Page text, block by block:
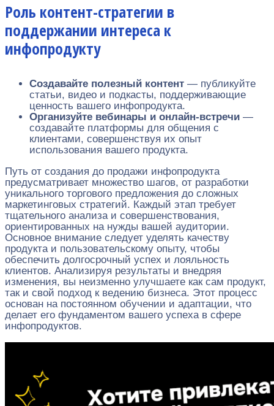
Роль контент-стратегии в
поддержании интереса к
инфопродукту
Создавайте полезный контент — публикуйте
статьи, видео и подкасты, поддерживающие
ценность вашего инфопродукта.
Организуйте вебинары и онлайн-встречи —
создавайте платформы для общения с
клиентами, совершенствуя их опыт
использования вашего продукта.
Путь от создания до продажи инфопродукта
предусматривает множество шагов, от разработки
уникального торгового предложения до сложных
маркетинговых стратегий. Каждый этап требует
тщательного анализа и совершенствования,
ориентированных на нужды вашей аудитории.
Основное внимание следует уделять качеству
продукта и пользовательскому опыту, чтобы
обеспечить долгосрочный успех и лояльность
клиентов. Анализируя результаты и внедряя
изменения, вы неизменно улучшаете как сам продукт,
так и свой подход к ведению бизнеса. Этот процесс
основан на постоянном обучении и адаптации, что
делает его фундаментом вашего успеха в сфере
инфопродуктов.